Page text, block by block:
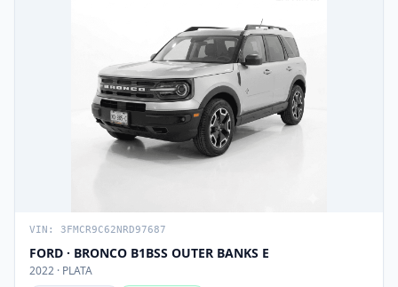
VIN: 3FMCR9C62NRD97687
FORD · BRONCO B1BSS OUTER BANKS E
2022 · PLATA